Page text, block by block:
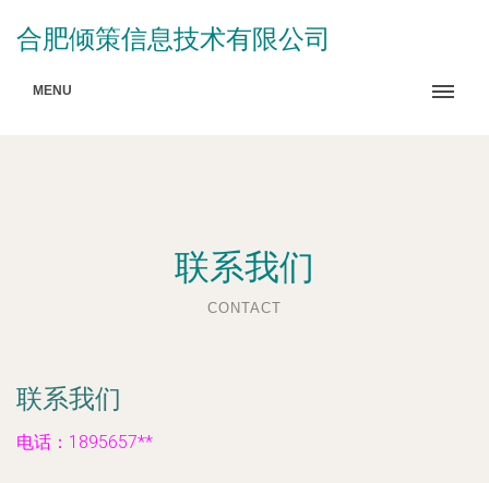
合肥倾策信息技术有限公司
MENU
联系我们
CONTACT
联系我们
电话：1895657**